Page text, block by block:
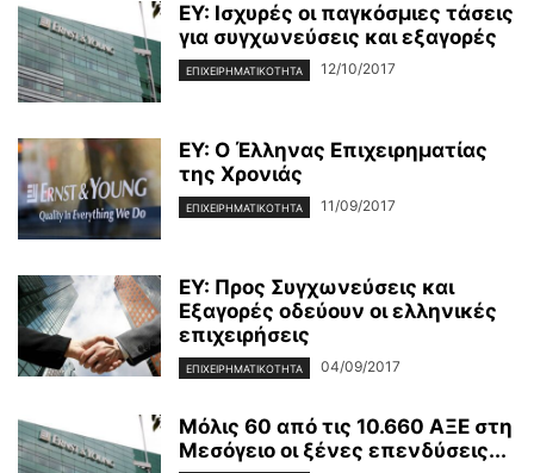
EY: Ισχυρές οι παγκόσμιες τάσεις
για συγχωνεύσεις και εξαγορές
ΕΠΙΧΕΙΡΗΜΑΤΙΚΌΤΗΤΑ 12/10/2017
EY: Ο Έλληνας Επιχειρηματίας
της Χρονιάς
ΕΠΙΧΕΙΡΗΜΑΤΙΚΌΤΗΤΑ 11/09/2017
ΕΥ: Προς Συγχωνεύσεις και
Εξαγορές οδεύουν οι ελληνικές
επιχειρήσεις
ΕΠΙΧΕΙΡΗΜΑΤΙΚΌΤΗΤΑ 04/09/2017
Μόλις 60 από τις 10.660 ΑΞΕ στη
Μεσόγειο οι ξένες επενδύσεις...